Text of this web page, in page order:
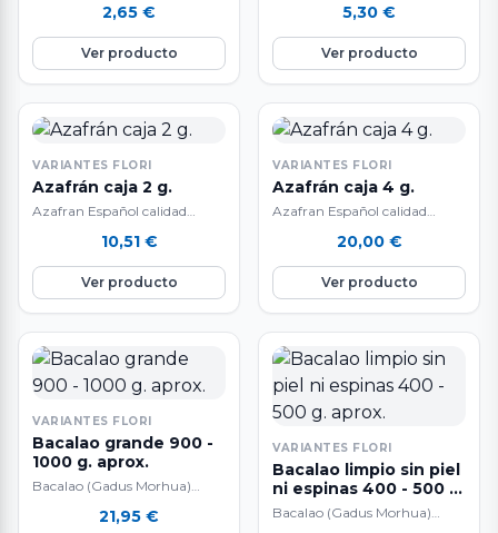
2,65 €
Ver producto
5,30 €
Ver producto
VARIANTES FLORI
Azafrán caja 2 g.
Azafran Español calidad
10,51 €
Ver producto
VARIANTES FLORI
Azafrán caja 4 g.
Azafran Español calidad
20,00 €
Ver producto
VARIANTES FLORI
Bacalao grande 900 -
1000 g. aprox.
Bacalao (Gadus Morhua)
con Sedales y Anzuelo muy
21,95 €
VARIANTES FLORI
Bacalao limpio sin piel
ni espinas 400 - 500 g.
aprox.
Bacalao (Gadus Morhua)